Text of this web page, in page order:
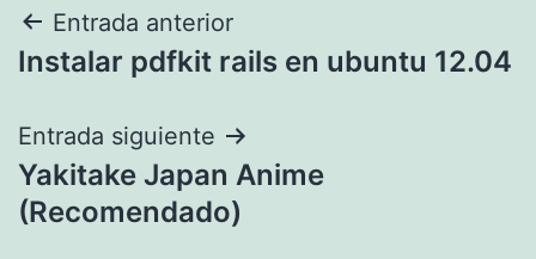
Navegación
de
entradas
Entrada anterior
Instalar pdfkit rails en ubuntu 12.04
Entrada siguiente
Yakitake Japan Anime
(Recomendado)